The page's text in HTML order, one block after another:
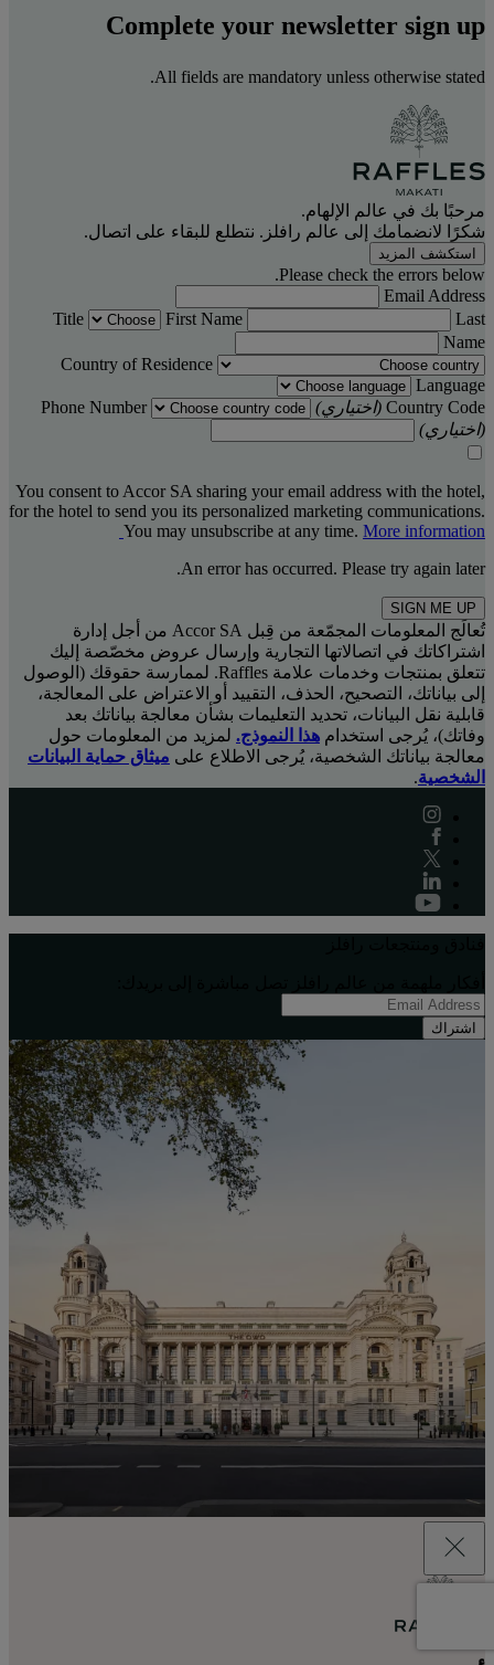
Complete your newsletter sign up
All fields are mandatory unless otherwise stated.
مرحبًا بك في عالم الإلهام.
شكرًا لانضمامك إلى عالم رافلز. نتطلع للبقاء على اتصال.
استكشف المزيد
Please check the errors below.
Email Address
Title
First Name
Last
Name
Country of Residence
Language
Country Code (اختياري)
Phone Number
(اختياري)
You consent to Accor SA sharing your email address with the hotel,
for the hotel to send you its personalized marketing communications.
You may unsubscribe at any time. More information
An error has occurred. Please try again later.
SIGN ME UP
تُعالَج المعلومات المجمّعة من قِبل Accor SA من أجل إدارة
اشتراكاتك في اتصالاتها التجارية وإرسال عروض مخصّصة إليك
تتعلق بمنتجات وخدمات علامة Raffles. لممارسة حقوقك (الوصول
إلى بياناتك، التصحيح، الحذف، التقييد أو الاعتراض على المعالجة،
قابلية نقل البيانات، تحديد التعليمات بشأن معالجة بياناتك بعد
وفاتك)، يُرجى استخدام هذا النموذج. لمزيد من المعلومات حول
معالجة بياناتك الشخصية، يُرجى الاطلاع على ميثاق حماية البيانات
الشخصية.
اشتراك